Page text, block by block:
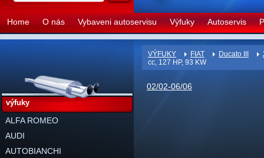
Home O nás Vybaveni autoservisu Výfuky Autoservis
VÝFUKY FIAT Ducato III
cc, 127 HP, 93 KW
02/02-06/06
výfuky
ALFA ROMEO
AUDI
AUTOBIANCHI